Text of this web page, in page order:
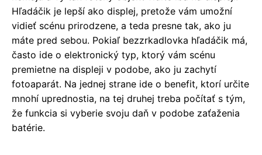
Hľadáčik je lepší ako displej, pretože vám umožní
vidieť scénu prirodzene, a teda presne tak, ako ju
máte pred sebou. Pokiaľ bezzrkadlovka hľadáčik má,
často ide o elektronický typ, ktorý vám scénu
premietne na displeji v podobe, ako ju zachytí
fotoaparát. Na jednej strane ide o benefit, ktorí určite
mnohí uprednostia, na tej druhej treba počítať s tým,
že funkcia si vyberie svoju daň v podobe zaťaženia
batérie.